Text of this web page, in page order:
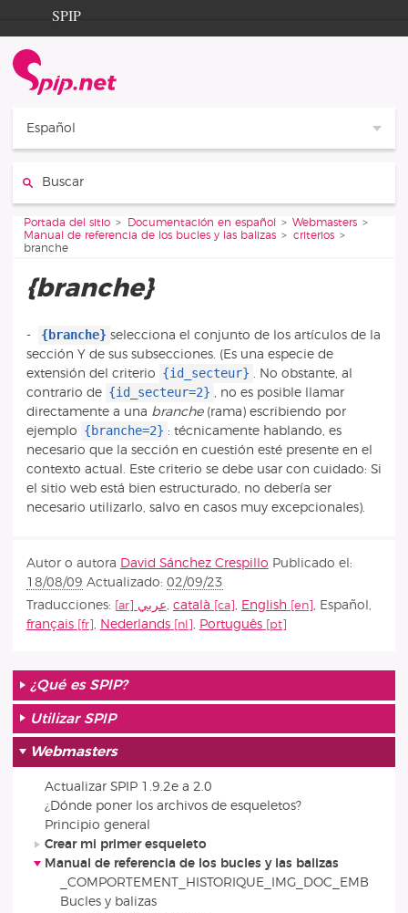
Aller au contenu
Aller à la navigation
SPIP
Documentation
Contribution
Español
Vous êtes ici :
Portada del sitio Documentación en español
Webmasters
Manual de referencia de los bucles y las balizas
criterios
branche
{branche}
- {branche} selecciona el conjunto de los artículos de la
sección Y de sus subsecciones. (Es una especie de
extensión del criterio {id_secteur}
. No obstante, al
contrario de {id_secteur=2}
, no es posible llamar
directamente a una branche(rama) escribiendo por
ejemplo {branche=2} : técnicamente hablando, es
necesario que la sección en cuestión esté presente en el
contexto actual. Este criterio se debe usar con cuidado: Si
el sitio web está bien estructurado, no debería ser
necesario utilizarlo, salvo en casos muy excepcionales).
Autor o autora David Sánchez Crespillo Publicado el:
18/08/09 Actualizado: 02/09/23
Traducciones:
عربي, català , English , Español ,
français
, Nederlands , Português
¿Qué es SPIP?
Utilizar SPIP
Webmasters
Actualizar SPIP 1.9.2e a 2.0
¿Dónde poner los archivos de esqueletos?
Principio general
Crear mi primer esqueleto
Manual de referencia de los bucles y las balizas
_COMPORTEMENT_HISTORIQUE_IMG_DOC_EMB
Bucles y balizas